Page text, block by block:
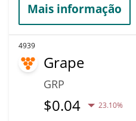
Mais informação
4939
Grape
GRP
$0.04 23.10%